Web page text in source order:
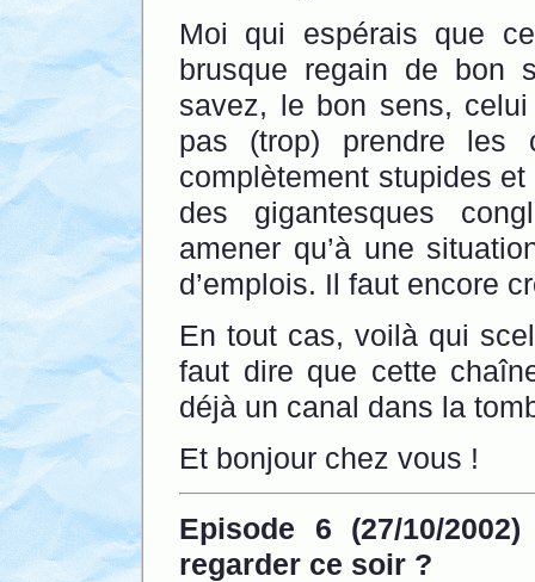
Moi qui espérais que
brusque regain de bon
savez, le bon sens,
pas (trop) prendre les
complètement stupides
des gigantesques
amener qu’à une
d’emplois. Il faut encore
En tout cas, voilà qui
faut dire que cette
déjà un canal dans la
Et bonjour chez vous !
Episode 6 (27/10/
regarder ce soir ?